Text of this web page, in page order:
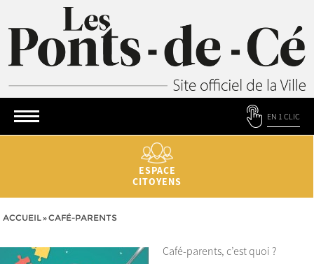
EN 1 CLIC
ESPACE
CITOYENS
ACCUEIL»CAFÉ-PARENTS
Café-parents, c’est quoi ?